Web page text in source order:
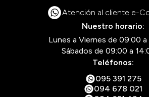
Atención al cliente e-
Nuestro horario:
Lunes a Viernes de 09:00 a
Sábados de 09:00 a
Teléfonos:
095 391 275
094 678 021